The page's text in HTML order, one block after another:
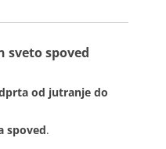
sveto spoved
od jutranje do
spoved.